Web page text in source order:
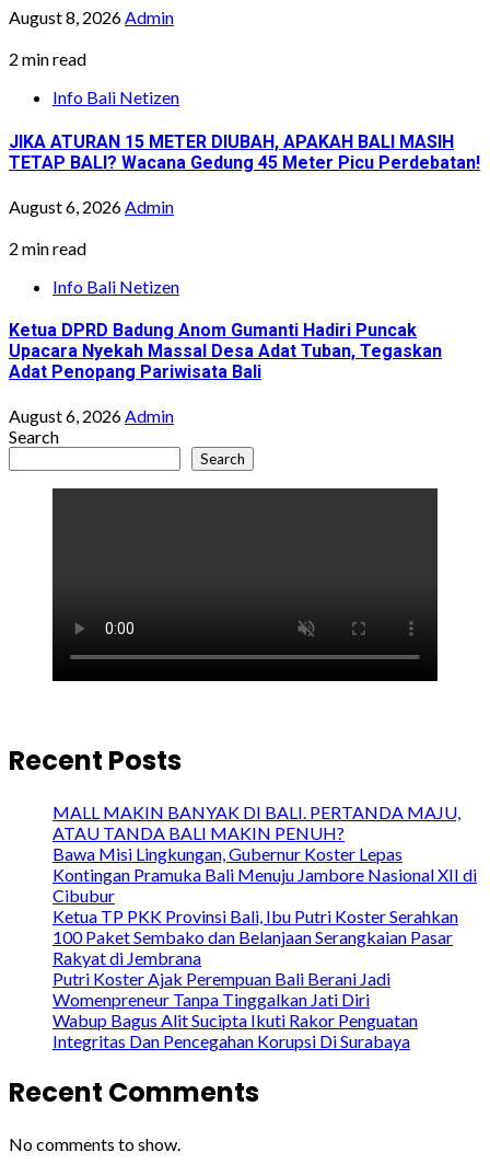
August 8, 2026Admin
2 min read
Info Bali Netizen
JIKA ATURAN 15 METER DIUBAH, APAKAH BALI MASIH
TETAP BALI? Wacana Gedung 45 Meter Picu Perdebatan!
August 6, 2026Admin
2 min read
Info Bali Netizen
Ketua DPRD Badung Anom Gumanti Hadiri Puncak
Upacara Nyekah Massal Desa Adat Tuban, Tegaskan
Adat Penopang Pariwisata Bali
August 6, 2026Admin
Search
Search
Recent Posts
MALL MAKIN BANYAK DI BALI. PERTANDA MAJU,
ATAU TANDA BALI MAKIN PENUH?
Bawa Misi Lingkungan, Gubernur Koster Lepas
Kontingan Pramuka Bali Menuju Jambore Nasional XII di
Cibubur
Ketua TP PKK Provinsi Bali, Ibu Putri Koster Serahkan
100 Paket Sembako dan Belanjaan Serangkaian Pasar
Rakyat di Jembrana
Putri Koster Ajak Perempuan Bali Berani Jadi
Womenpreneur Tanpa Tinggalkan Jati Diri
Wabup Bagus Alit Sucipta Ikuti Rakor Penguatan
Integritas Dan Pencegahan Korupsi Di Surabaya
Recent Comments
No comments to show.